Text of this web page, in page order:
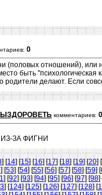
0
(половых отношений), или
быть
делают. Если
комментариев: 0
ЗА ФИГНИ
] [14] [15] [16] [17] [18] [19] [20] [
] [53] [54] [55] [56] [57] [58] [59] [
] [92] [93] [94] [95] [96] [97] [98]
] [124] [125] [126] [127] [128] [